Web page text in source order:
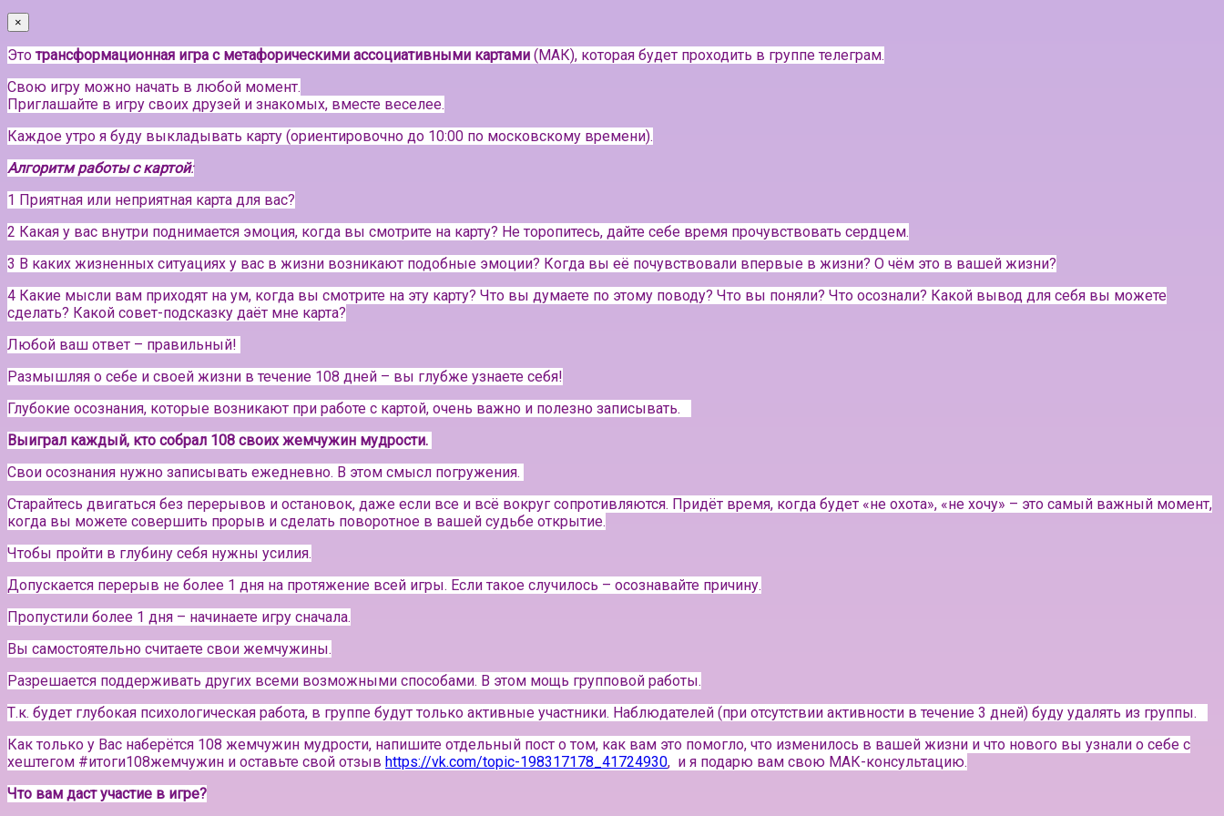
×
Это трансформационная игра с метафорическими ассоциативными картами (МАК), которая будет проходить в группе телеграм.
Свою игру можно начать в любой момент.
Приглашайте в игру своих друзей и знакомых, вместе веселее.
Каждое утро я буду выкладывать карту (ориентировочно до 10:00 по московскому времени).
Алгоритм работы с картой:
1 Приятная или неприятная карта для вас?
2 Какая у вас внутри поднимается эмоция, когда вы смотрите на карту? Не торопитесь, дайте себе время прочувствовать сердцем.
3 В каких жизненных ситуациях у вас в жизни возникают подобные эмоции? Когда вы её почувствовали впервые в жизни? О чём это в вашей жизни?
4 Какие мысли вам приходят на ум, когда вы смотрите на эту карту? Что вы думаете по этому поводу? Что вы поняли? Что осознали? Какой вывод для себя вы можете
сделать? Какой совет-подсказку даёт мне карта?
Любой ваш ответ – правильный!
Размышляя о себе и своей жизни в течение 108 дней – вы глубже узнаете себя!
Глубокие осознания, которые возникают при работе с картой, очень важно и полезно записывать.⠀
Выиграл каждый, кто собрал 108 своих жемчужин мудрости.
Свои осознания нужно записывать ежедневно. В этом смысл погружения.
Старайтесь двигаться без перерывов и остановок, даже если все и всё вокруг сопротивляются. Придёт время, когда будет «не охота», «не хочу» – это самый важный момент,
когда вы можете совершить прорыв и сделать поворотное в вашей судьбе открытие.
Чтобы пройти в глубину себя нужны усилия.
Допускается перерыв не более 1 дня на протяжение всей игры. Если такое случилось – осознавайте причину.
Пропустили более 1 дня – начинаете игру сначала.
Вы самостоятельно считаете свои жемчужины.
Разрешается поддерживать других всеми возможными способами. В этом мощь групповой работы.
Т.к. будет глубокая психологическая работа, в группе будут только активные участники. Наблюдателей (при отсутствии активности в течение 3 дней) буду удалять из группы.⠀
Как только у Вас наберётся 108 жемчужин мудрости, напишите отдельный пост о том, как вам это помогло, что изменилось в вашей жизни и что нового вы узнали о себе с
хештегом #итоги108жемчужин и оставьте свой отзыв https://vk.com/topic-198317178_41724930, и я подарю вам свою МАК-консультацию.
Что вам даст участие в игре?